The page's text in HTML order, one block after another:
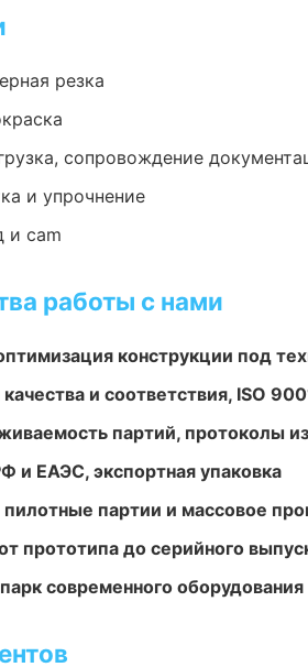
резка
сопровождение
и упрочнение
и cam
работы с нами
конструкции под
и соответствия, ISO
партий, протоколы
и ЕАЭС, экспортная упаковка
пилотные партии и массовое
прототипа до серийного
современного